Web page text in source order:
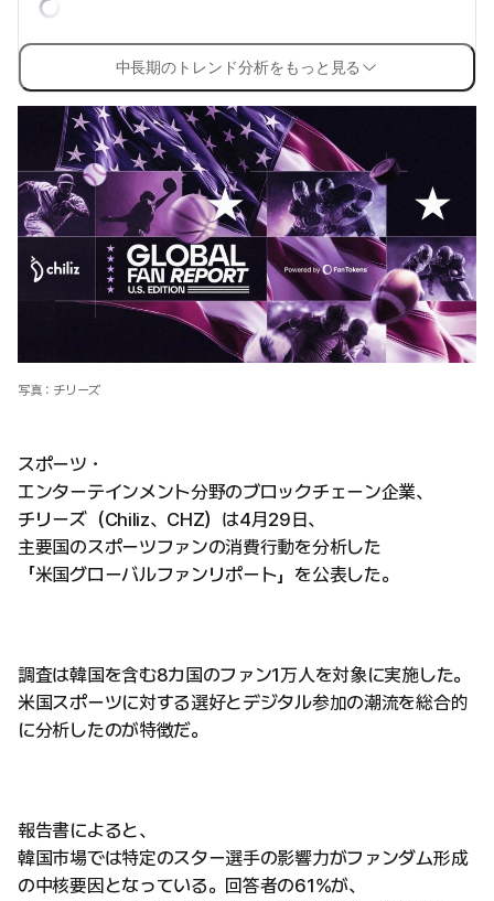
中長期のトレンド分析をもっと見る
写真：チリーズ
スポーツ・
エンターテインメント分野のブロックチェーン企業、
チリーズ（Chiliz、CHZ）は4月29日、
主要国のスポーツファンの消費行動を分析した
「米国グローバルファンリポート」を公表した。
調査は韓国を含む8カ国のファン1万人を対象に実施した。
米国スポーツに対する選好とデジタル参加の潮流を総合的
に分析したのが特徴だ。
報告書によると、
韓国市場では特定のスター選手の影響力がファンダム形成
の中核要因となっている。回答者の61%が、